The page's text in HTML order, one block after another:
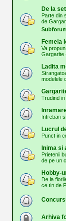
De la
Parte din
de
Femeia
Va
Gargarite
Ladita
modelele
Trudind
Intrebari
Lucrul
Punct in
Inima si
Prietenii
de pe un
Hobby-
De la
ce tin de
Arhiva